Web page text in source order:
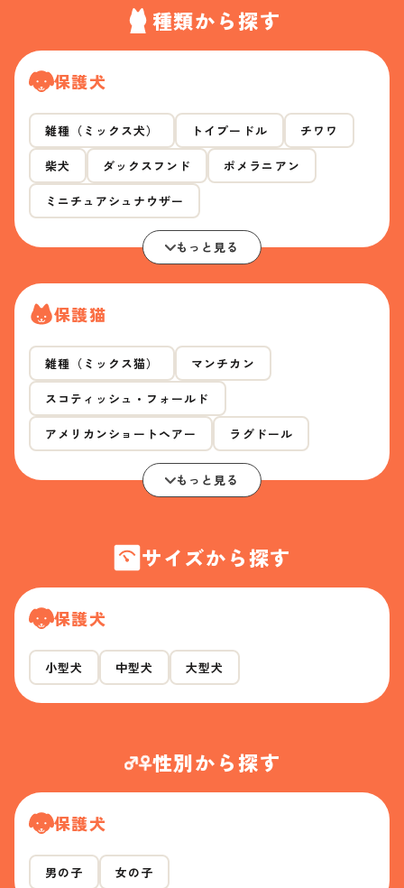
種類から探す
保護犬
雑種（ミックス犬） トイプードル チワワ
柴犬 ダックスフンド ポメラニアン
ミニチュアシュナウザー
もっと見る
保護猫
雑種（ミックス猫） マンチカン
スコティッシュ・フォールド
アメリカンショートヘアー ラグドール
もっと見る
サイズから探す
保護犬
小型犬 中型犬 大型犬
性別から探す
保護犬
男の子 女の子